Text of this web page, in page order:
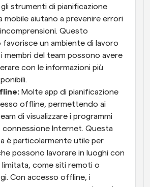
strumenti di pianificazione
mobile aiutano a prevenire errori
Questo
favorisce un ambiente di lavoro
membri del team possono avere
con le informazioni più
Molte app di pianificazione
offline, permettendo ai
di visualizzare i programmi
connessione Internet. Questa
è particolarmente utile per
possono lavorare in luoghi con
come siti remoti o
Con accesso offline, i